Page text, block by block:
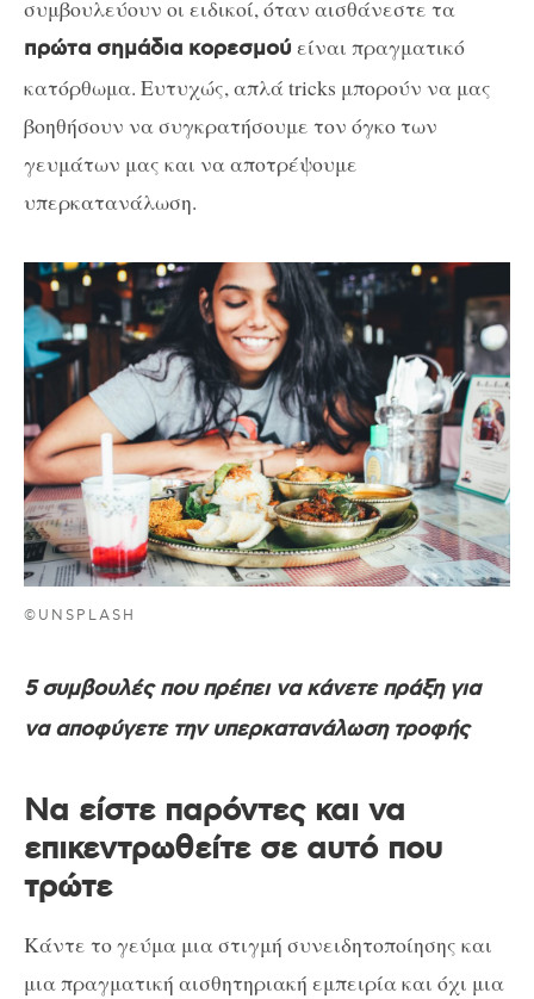
συμβουλεύουν οι ειδικοί, όταν αισθάνεστε τα
πρώτα σημάδια κορεσμού είναι πραγματικό
κατόρθωμα. Ευτυχώς, απλά tricks μπορούν να μας
βοηθήσουν να συγκρατήσουμε τον όγκο των
γευμάτων μας και να αποτρέψουμε
υπερκατανάλωση.
©UNSPLASH
5 συμβουλές που πρέπει να κάνετε πράξη για
να αποφύγετε την υπερκατανάλωση τροφής
Να είστε παρόντες και να
επικεντρωθείτε σε αυτό που
τρώτε
Κάντε το γεύμα μια στιγμή συνειδητοποίησης και
μια πραγματική αισθητηριακή εμπειρία και όχι μια